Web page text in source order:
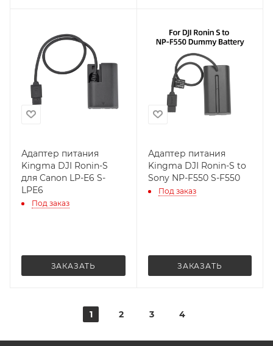
Адаптер питания
Kingma DJI Ronin-S
для Canon LP-E6 S-
LPE6
Под заказ
ЗАКАЗАТЬ
Адаптер питания
Kingma DJI Ronin-S to
Sony NP-F550 S-F550
Под заказ
ЗАКАЗАТЬ
1 2 3 4